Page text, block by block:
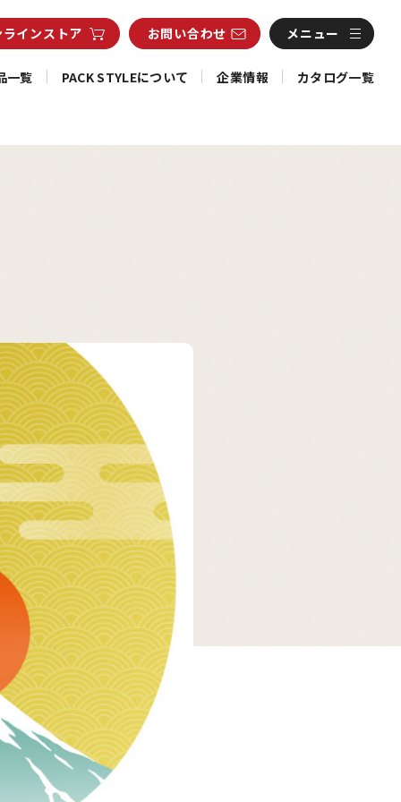
インストア お問い合わせ メニュー
一覧 PACK STYLEについて 企業情報 カタログ一覧